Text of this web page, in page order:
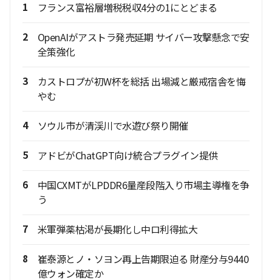
1 フランス富裕層増税税収4分の1にとどまる
2
OpenAIがアストラ発売延期 サイバー攻撃懸念で安
全策強化
3
カストロプが初W杯を総括 出場減と厳戒宿舎を悔
やむ
4 ソウル市が清渓川で水遊び祭り開催
5 アドビがChatGPT向け統合プラグイン提供
6
中国CXMTがLPDDR6量産段階入り市場主導権を争
う
7 米軍弾薬枯渇が長期化し中ロ利得拡大
8
崔泰源とノ・ソヨン再上告期限迫る 財産分与9440
億ウォン確定か